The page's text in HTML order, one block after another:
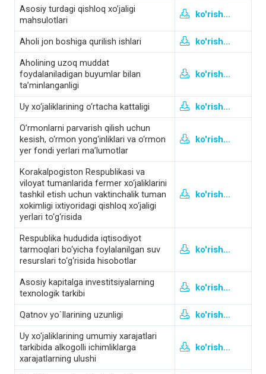
Asosiy turdagi qishloq xo’jaligi
mahsulotlari
ko'rish...
Aholi jon boshiga qurilish ishlari
ko'rish...
Aholining uzoq muddat
foydalaniladigan buyumlar bilan
ta’minlanganligi
ko'rish...
Uy xo‘jaliklarining o‘rtacha kattaligi
ko'rish...
O’rmonlarni parvarish qilish uchun
kesish, o‘rmon yong‘inliklari va o‘rmon
yer fondi yerlari ma’lumotlar
ko'rish...
Korakalpogiston Respublikasi va
viloyat tumanlarida fermer xo‘jaliklarini
tashkil etish uchun vaktinchalik tuman
xokimligi ixtiyoridagi qishloq xo‘jaligi
yerlari to‘g‘risida
ko'rish...
Respublika hududida iqtisodiyot
tarmoqlari bo‘yicha foylalanilgan suv
resurslari to‘g‘risida hisobotlar
ko'rish...
Asosiy kapitalga investitsiyalarning
texnologik tarkibi
ko'rish...
Qatnov yo`llarining uzunligi
ko'rish...
Uy xo'jaliklarining umumiy xarajatlari
tarkibida alkogolli ichimliklarga
xarajatlarning ulushi
ko'rish...